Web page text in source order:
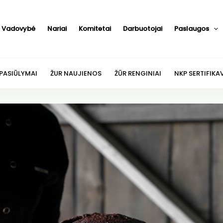
Vadovybė Nariai Komitetai Darbuotojai Paslaugos
ŽUR NAUJIENOS ŽŪR RENGINIAI NKP